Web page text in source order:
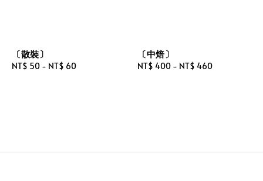
〔散裝〕
Regular
NT$ 50 - NT$ 60
〔中焙〕
Regular
NT$ 400 - NT$ 460